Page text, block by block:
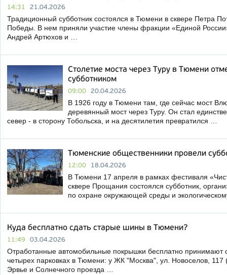
14:31 21.04.2026
Традиционный субботник состоялся в Тюмени в сквере Петра
Победы. В нем приняли участие члены фракции «Единой
Андрей Артюхов и …
Столетие моста через Туру в Тюмени
субботником
09:00 20.04.2026
В 1926 году в Тюмени там, где сейчас мост
деревянный мост через Туру. Он стал
север - в сторону Тобольска, и на десятилетия превратился …
Тюменские общественники провели
12:00 18.04.2026
В Тюмени 17 апреля в рамках фестиваля
сквере Прощания состоялся субботник,
по охране окружающей среды и
Куда бесплатно сдать старые шины в Тюмени?
11:49 03.04.2026
Отработанные автомобильные покрышки бесплатно принимают
четырех парковках в Тюмени: у ЖК "Москва", ул. Новоселов,
Эрвье и Солнечного проезда …